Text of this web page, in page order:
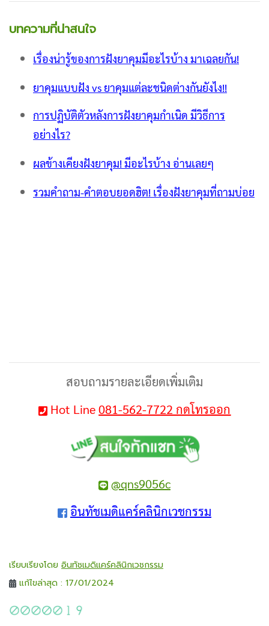
บทความที่น่าสนใจ
เรื่องน่ารู้ของการฝังยาคุมมีอะไรบ้าง มาเฉลยกัน!
ยาคุมแบบฝัง vs ยาคุมแต่ละชนิดต่างกันยังไง!!
การปฏิบัติตัวหลังการฝังยาคุมกำเนิด มีวิธีการ
อย่างไร?
ผลข้างเคียงฝังยาคุม! มีอะไรบ้าง อ่านเลยๆ
รวมคำถาม-คำตอบยอดฮิต! เรื่องฝังยาคุมที่ถามบ่อย
สอบถามรายละเอียดเพิ่มเติม
Hot Line081-562-7722 กดโทรออก
@qns9056c
อินทัชเมดิแคร์คลินิกเวชกรรม
เรียบเรียงโดย อินทัชเมดิแคร์คลินิกเวชกรรม
แก้ไขล่าสุด : 17/01/2024